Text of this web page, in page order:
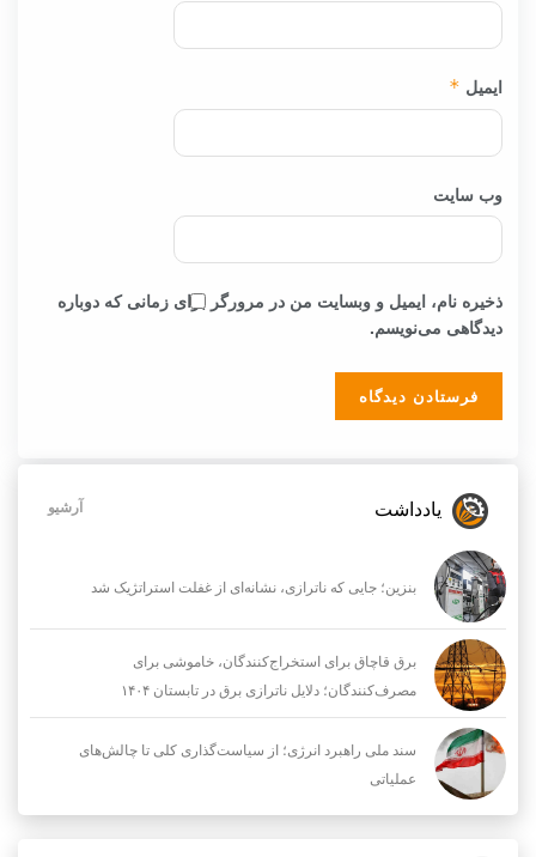
ایمیل *
وب‌ سایت
ذخیره نام، ایمیل و وبسایت من در مرورگر برای زمانی که دوباره
دیدگاهی می‌نویسم.
یادداشت آرشیو
بنزین؛ جایی که ناترازی، نشانه‌ای از غفلت استراتژیک شد
برق قاچاق برای استخراج‌کنندگان، خاموشی برای
مصرف‌کنندگان؛ دلایل ناترازی برق در تابستان ۱۴۰۴
سند ملی راهبرد انرژی؛ از سیاست‌گذاری کلی تا چالش‌های
عملیاتی